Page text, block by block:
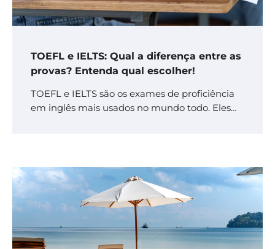
TOEFL e IELTS: Qual a diferença entre as
provas? Entenda qual escolher!
TOEFL e IELTS são os exames de proficiência
em inglês mais usados no mundo todo. Eles…